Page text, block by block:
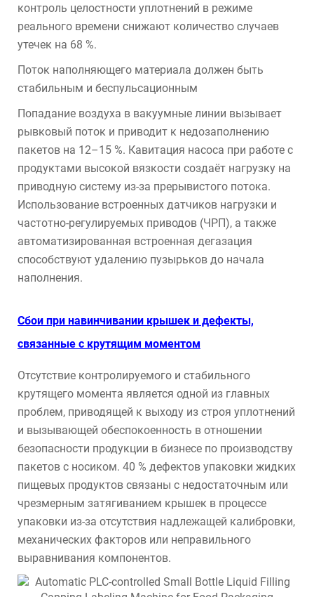
контроль целостности уплотнений в режиме
реального времени снижают количество случаев
утечек на 68 %.
Поток наполняющего материала должен быть
стабильным и беспульсационным
Попадание воздуха в вакуумные линии вызывает
рывковый поток и приводит к недозаполнению
пакетов на 12–15 %. Кавитация насоса при работе с
продуктами высокой вязкости создаёт нагрузку на
приводную систему из-за прерывистого потока.
Использование встроенных датчиков нагрузки и
частотно-регулируемых приводов (ЧРП), а также
автоматизированная встроенная дегазация
способствуют удалению пузырьков до начала
наполнения.
Сбои при навинчивании крышек и дефекты,
связанные с крутящим моментом
Отсутствие контролируемого и стабильного
крутящего момента является одной из главных
проблем, приводящей к выходу из строя уплотнений
и вызывающей обеспокоенность в отношении
безопасности продукции в бизнесе по производству
пакетов с носиком. 40 % дефектов упаковки жидких
пищевых продуктов связаны с недостаточным или
чрезмерным затягиванием крышек в процессе
упаковки из-за отсутствия надлежащей калибровки,
механических факторов или неправильного
выравнивания компонентов.